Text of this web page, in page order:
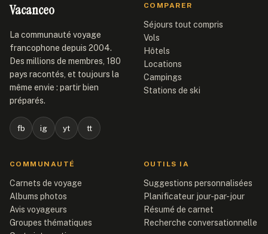
Vacanceo
La communauté voyage
francophone depuis 2004.
Des millions de membres, 180
pays racontés, et toujours la
même envie : partir bien
préparés.
fb ig yt tt
COMPARER
Séjours tout compris
Vols
Hôtels
Locations
Campings
Stations de ski
COMMUNAUTÉ
Carnets de voyage
Albums photos
Avis voyageurs
Groupes thématiques
OUTILS IA
Suggestions personnalisées
Planificateur jour-par-jour
Résumé de carnet
Recherche conversationnelle